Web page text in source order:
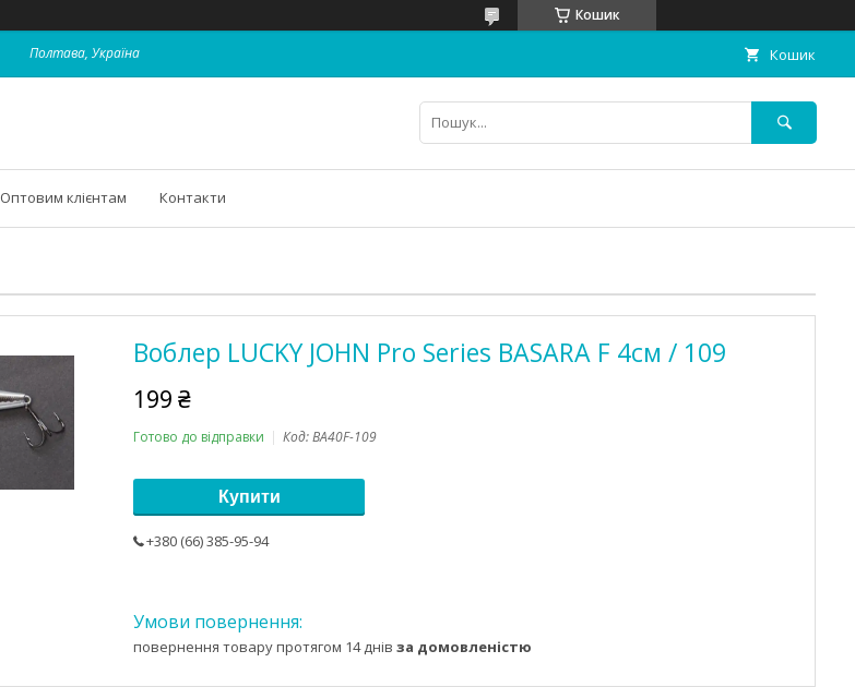
Кошик
Полтава, Україна Кошик
Оптовим клієнтам Контакти
Воблер LUCKY JOHN Pro Series BASARA F 4см / 109
199 ₴
Готово до відправки Код:BA40F-109
Купити
+380 (66) 385-95-94
повернення товару протягом 14 днів за домовленістю